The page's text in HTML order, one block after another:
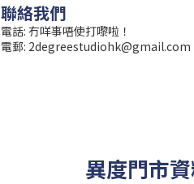
聯絡我們
電話: 冇咩事唔使打嚟啦！
電郵: 2degreestudiohk@gmail.com
異度門市